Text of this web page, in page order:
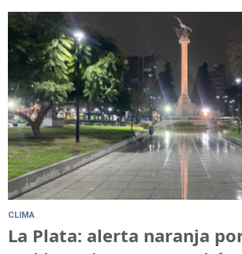
CLIMA
La Plata: alerta naranja